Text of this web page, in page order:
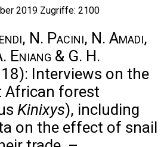
2019 Zugriffe: 2100
N. Pacini, N. Amadi,
Eniang & G. H.
Interviews on the
African forest
Kinixys), including
on the effect of snail